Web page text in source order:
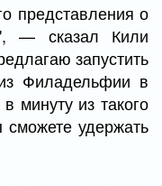
представления о
— сказал Кили
запустить
Филадельфии в
минуту из такого
удержать